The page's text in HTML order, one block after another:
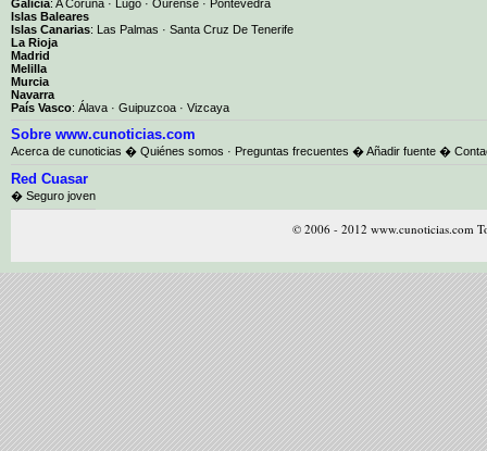
Galicia: A Coruña · Lugo · Ourense · Pontevedra
Islas Baleares
Islas Canarias: Las Palmas · Santa Cruz De Tenerife
La Rioja
Madrid
Melilla
Murcia
Navarra
País Vasco: Álava · Guipuzcoa · Vizcaya
Sobre www.cunoticias.com
Acerca de cunoticias � Quiénes somos · Preguntas frecuentes �Añadir fuente �
Red Cuasar
� Seguro joven
© 2006 - 2012 www.cunoticias.com